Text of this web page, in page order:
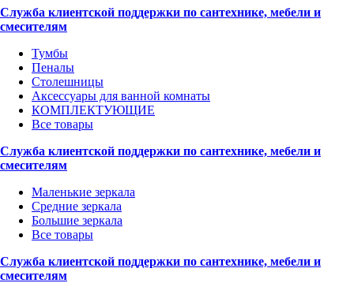
Служба клиентской поддержки по сантехнике, мебели и
смесителям
Тумбы
Пеналы
Столешницы
Аксессуары для ванной комнаты
КОМПЛЕКТУЮЩИЕ
Все товары
Служба клиентской поддержки по сантехнике, мебели и
смесителям
Маленькие зеркала
Средние зеркала
Большие зеркала
Все товары
Служба клиентской поддержки по сантехнике, мебели и
смесителям